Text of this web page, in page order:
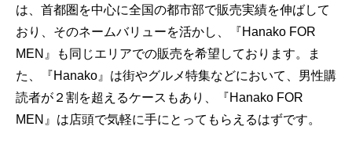
は、首都圏を中心に全国の都市部で販売実績を伸ばして
おり、そのネームバリューを活かし、『Hanako FOR
MEN』も同じエリアでの販売を希望しております。ま
た、『Hanako』は街やグルメ特集などにおいて、男性購
読者が２割を超えるケースもあり、『Hanako FOR
MEN』は店頭で気軽に手にとってもらえるはずです。